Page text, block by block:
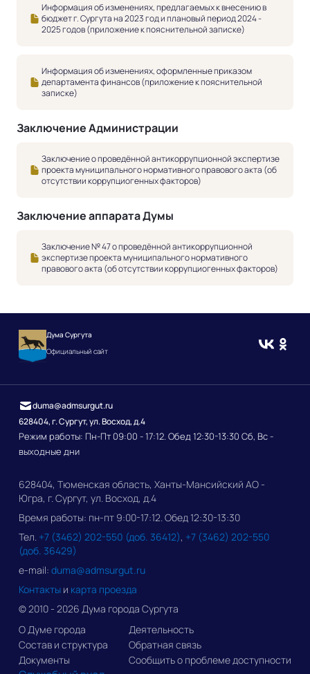
Информация об изменениях, предлагаемых к внесению в
бюджет г. Сургута на 2023 год и плановый период 2024 -
2025 годов (приложение к пояснительной записке)
Информация об изменениях, оформленные приказом
департамента финансов (приложение к пояснительной
записке)
Заключение Администрации
Заключение о проведённой антикоррупционной экспертизе
проекта муниципального нормативного правового акта (об
отсутствии коррупциогенных факторов)
Заключение аппарата Думы
Заключение № 47 о проведённой антикоррупционной
экспертизе проекта муниципального нормативного
правового акта (об отсутствии коррупциогенных факторов)
Дума Сургута
Официальный сайт
628404, г. Сургут, ул. Восход, д.4
Режим работы: Пн-Пт 09:00 - 17:12. Обед 12:30-13:30 Сб, Вс -
выходные дни
duma@admsurgut.ru
628404, Тюменская область, Ханты-Мансийский АО -
Югра, г. Сургут, ул. Восход, д.4
Время работы: пн-пт 9:00-17:12. Обед 12:30-13:30
Тел. +7 (3462) 202-550 (доб. 36412), +7 (3462) 202-550
(доб. 36429)
e-mail: duma@admsurgut.ru
Контакты и карта проезда
© 2010 - 2026 Дума города Сургута
О Думе города
Состав и структура
Документы
Деятельность
Обратная связь
Сообщить о проблеме доступности